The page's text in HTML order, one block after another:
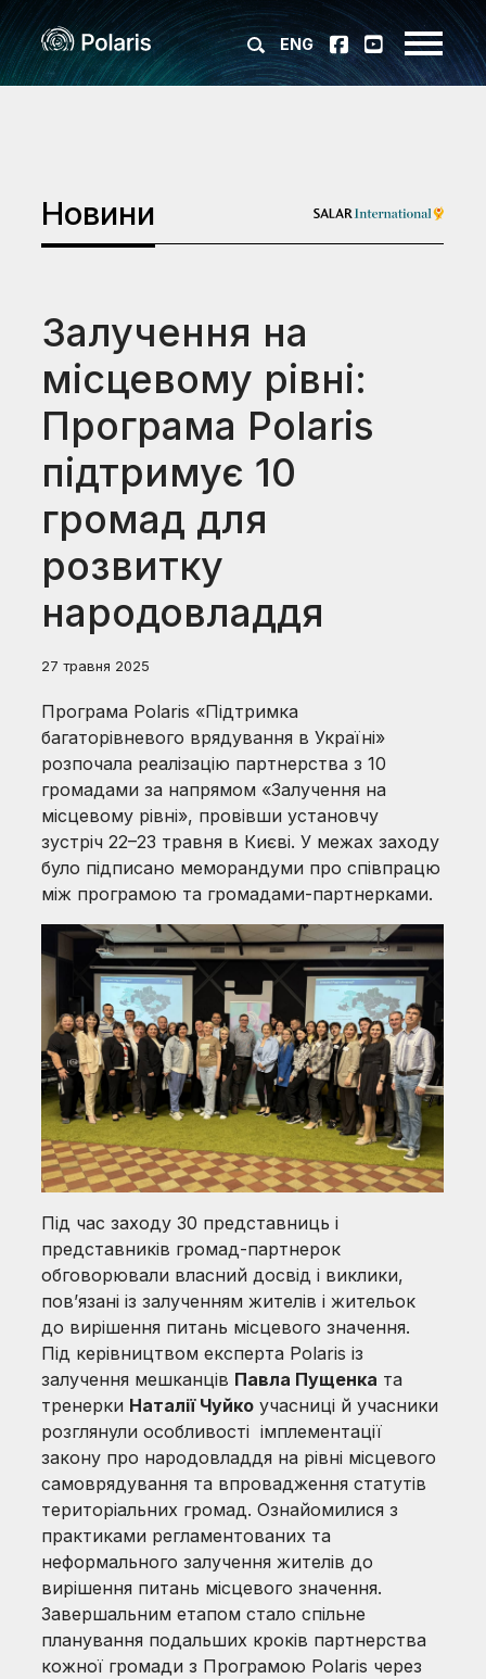
ENG
Новини
Залучення на
місцевому рівні:
Програма Polaris
підтримує 10
громад для
розвитку
народовладдя
27 травня 2025
Програма Polaris «Підтримка
багаторівневого врядування в Україні»
розпочала реалізацію партнерства з 10
громадами за напрямом «Залучення на
місцевому рівні», провівши установчу
зустріч 22–23 травня в Києві. У межах заходу
було підписано меморандуми про співпрацю
між програмою та громадами-партнерками.
Під час заходу 30 представниць і
представників громад-партнерок
обговорювали власний досвід і виклики,
пов’язані із залученням жителів і жительок
до вирішення питань місцевого значення.
Під керівництвом експерта Polaris із
залучення мешканців Павла Пущенка та
тренерки Наталії Чуйко учасниці й учасники
розглянули особливості імплементації
закону про народовладдя на рівні місцевого
самоврядування та впровадження статутів
територіальних громад. Ознайомилися з
практиками регламентованих та
неформального залучення жителів до
вирішення питань місцевого значення.
Завершальним етапом стало спільне
планування подальших кроків партнерства
кожної громади з Програмою Polaris через